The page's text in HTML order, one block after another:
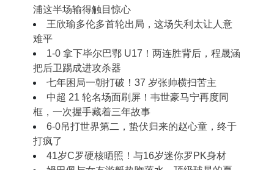
浦这半场输得触目惊心
王欣瑜多伦多首轮出局，这场失利太让人意
难平
1‑0 拿下毕尔巴鄂 U17！两连胜背后，程晟涵
把后卫踢成进攻杀器
七年困局一朝打破！37 岁张帅横扫苦主
中超 21 轮名场面刷屏！韦世豪马宁再度同
框，一次握手藏着三年故事
6-0吊打世界第二，蛰伏归来的赵心童，终于
打疯了
41岁C罗硬核晒照！与16岁迷你罗PK身材